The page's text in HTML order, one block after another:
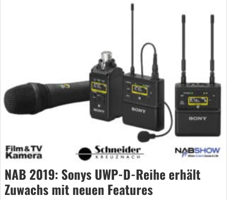
NAB 2019: Sonys UWP-D-Reihe erhält
Zuwachs mit neuen Features